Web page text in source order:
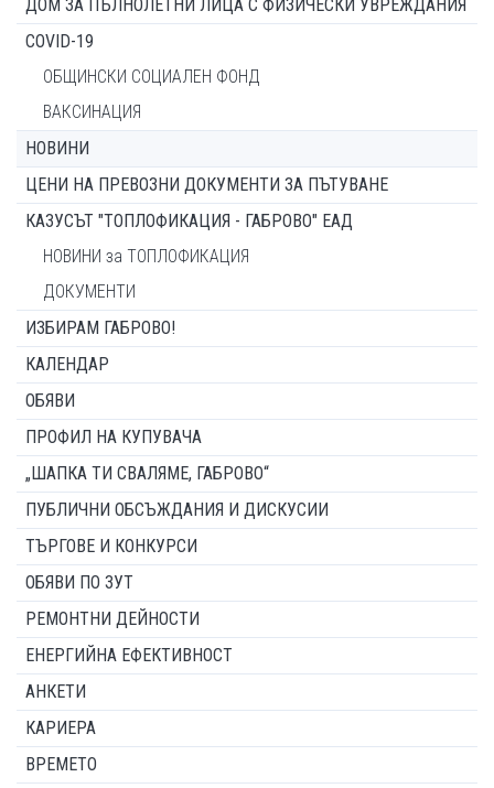
ДОМ ЗА ПЪЛНОЛЕТНИ ЛИЦА С ФИЗИЧЕСКИ УВРЕЖДАНИЯ
COVID-19
ОБЩИНСКИ СОЦИАЛЕН ФОНД
ВАКСИНАЦИЯ
НОВИНИ
ЦЕНИ НА ПРЕВОЗНИ ДОКУМЕНТИ ЗА ПЪТУВАНЕ
КАЗУСЪТ "ТОПЛОФИКАЦИЯ - ГАБРОВО" ЕАД
НОВИНИ за ТОПЛОФИКАЦИЯ
ДОКУМЕНТИ
ИЗБИРАМ ГАБРОВО!
КАЛЕНДАР
ОБЯВИ
ПРОФИЛ НА КУПУВАЧА
„ШАПКА ТИ СВАЛЯМЕ, ГАБРОВО“
ПУБЛИЧНИ ОБСЪЖДАНИЯ И ДИСКУСИИ
ТЪРГОВЕ И КОНКУРСИ
ОБЯВИ ПО ЗУТ
РЕМОНТНИ ДЕЙНОСТИ
ЕНЕРГИЙНА ЕФЕКТИВНОСТ
АНКЕТИ
КАРИЕРА
ВРЕМЕТО